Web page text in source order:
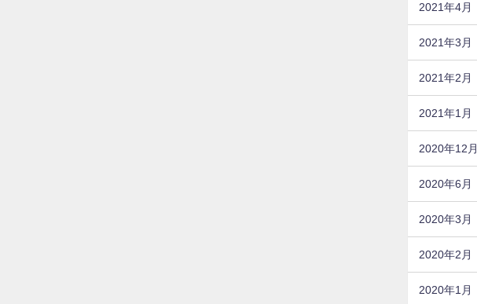
2021年4月
2021年3月
2021年2月
2021年1月
2020年12月
2020年6月
2020年3月
2020年2月
2020年1月